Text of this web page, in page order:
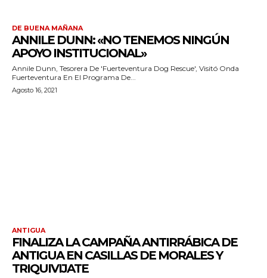
DE BUENA MAÑANA
ANNILE DUNN: «NO TENEMOS NINGÚN
APOYO INSTITUCIONAL»
Annile Dunn, Tesorera De 'Fuerteventura Dog Rescue', Visitó Onda
Fuerteventura En El Programa De...
Agosto 16, 2021
ANTIGUA
FINALIZA LA CAMPAÑA ANTIRRÁBICA DE
ANTIGUA EN CASILLAS DE MORALES Y
TRIQUIVIJATE